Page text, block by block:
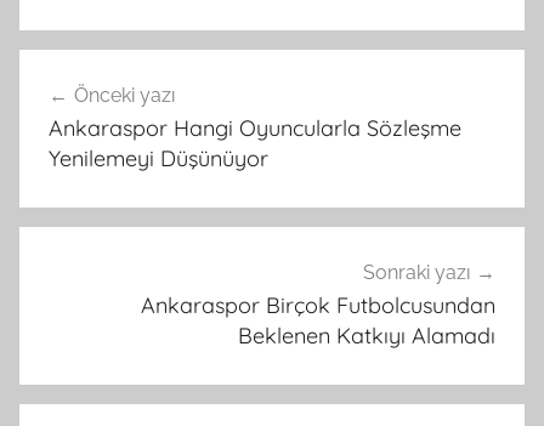
gezinmesi
Önceki yazı
Ankaraspor Hangi Oyuncularla Sözleşme
Yenilemeyi Düşünüyor
Sonraki yazı
Ankaraspor Birçok Futbolcusundan
Beklenen Katkıyı Alamadı